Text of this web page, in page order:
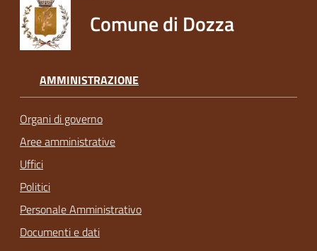
Comune di Dozza
AMMINISTRAZIONE
Organi di governo
Aree amministrative
Uffici
Politici
Personale Amministrativo
Documenti e dati